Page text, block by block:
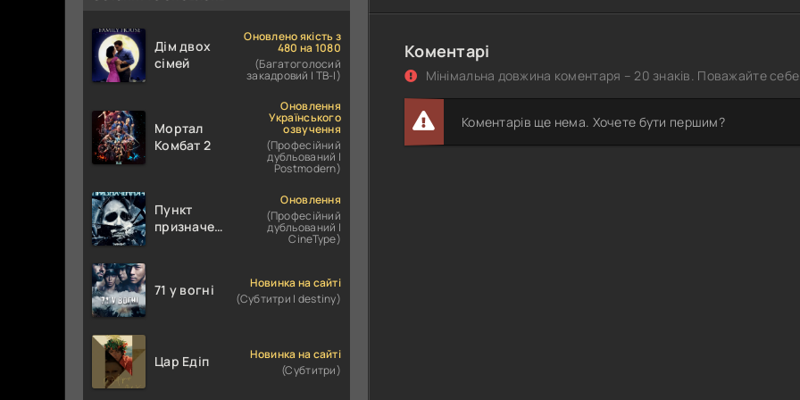
Коментарі
Мінімальна довжина коментаря – 20 знаків. Поважайте себе
Коментарів ще нема. Хочете бути першим?
Дім двох
сімей
Оновлено якість з
480 на 1080
(Багатоголосий
закадровий | ТВ-І)
Мортал
Комбат 2
Оновлення
Українського
озвучення
(Професійний
дубльований |
Postmodern)
Пункт
призначення
Оновлення
(Професійний
дубльований |
CineType)
71 у вогні
Новинка на сайті
(Субтитри | destiny)
Цар Едіп
Новинка на сайті
(Субтитри)